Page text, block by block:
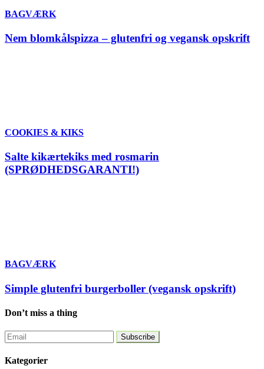
BAGVÆRK
Nem blomkålspizza – glutenfri og vegansk opskrift
COOKIES & KIKS
Salte kikærtekiks med rosmarin
(SPRØDHEDSGARANTI!)
BAGVÆRK
Simple glutenfri burgerboller (vegansk opskrift)
Don’t miss a thing
Kategorier